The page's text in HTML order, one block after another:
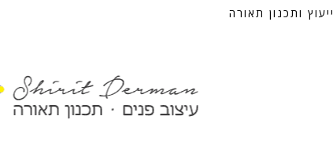
ייעוץ ותכנון תאורה